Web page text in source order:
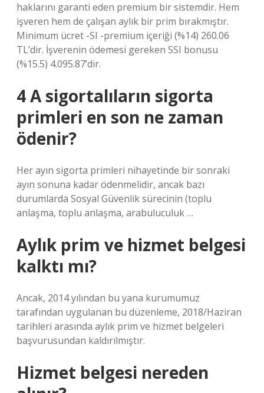
haklarını garanti eden premium bir sistemdir. Hem
işveren hem de çalışan aylık bir prim bırakmıştır.
Minimum ücret -SI -premium içeriği (%14) 260.06
TL’dir. İşverenin ödemesi gereken SSI bonusu
(%15.5) 4.095.87’dir.
4 A sigortalıların sigorta
primleri en son ne zaman
ödenir?
Her ayın sigorta primleri nihayetinde bir sonraki
ayın sonuna kadar ödenmelidir, ancak bazı
durumlarda Sosyal Güvenlik sürecinin (toplu
anlaşma, toplu anlaşma, arabuluculuk …
Aylık prim ve hizmet belgesi
kalktı mı?
Ancak, 2014 yılından bu yana kurumumuz
tarafından uygulanan bu düzenleme, 2018/Haziran
tarihleri ​​arasında aylık prim ve hizmet belgeleri
başvurusundan kaldırılmıştır.
Hizmet belgesi nereden